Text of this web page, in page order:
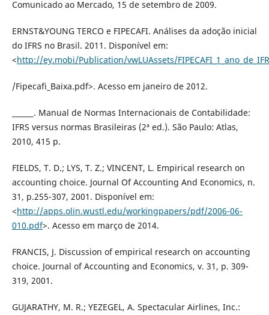
Comunicado ao Mercado, 15 de setembro de 2009.
ERNST&YOUNG TERCO e FIPECAFI. Análises da adoção inicial
do IFRS no Brasil. 2011. Disponível em:
<http://ey.mobi/Publication/vwLUAssets/
/Fipecafi_Baixa.pdf>. Acesso em janeiro de 2012.
______. Manual de Normas Internacionais de Contabilidade:
IFRS versus normas Brasileiras (2ª ed.). São Paulo: Atlas,
2010, 415 p.
FIELDS, T. D.; LYS, T. Z.; VINCENT, L. Empirical research on
accounting choice. Journal Of Accounting And Economics, n.
31, p.255-307, 2001. Disponível em:
<http://apps.olin.wustl.edu/workingpapers/pdf/2006-06-
010.pdf>. Acesso em março de 2014.
FRANCIS, J. Discussion of empirical research on accounting
choice. Journal of Accounting and Economics, v. 31, p. 309-
319, 2001.
GUJARATHY, M. R.; YEZEGEL, A. Spectacular Airlines, Inc.: